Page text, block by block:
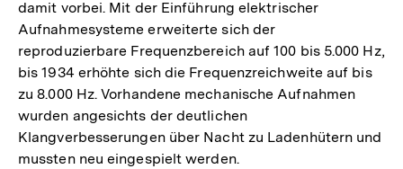
damit vorbei. Mit der Einführung elektrischer
Aufnahmesysteme erweiterte sich der
reproduzierbare Frequenzbereich auf 100 bis 5.000 Hz,
bis 1934 erhöhte sich die Frequenzreichweite auf bis
zu 8.000 Hz. Vorhandene mechanische Aufnahmen
wurden angesichts der deutlichen
Klangverbesserungen über Nacht zu Ladenhütern und
mussten neu eingespielt werden.